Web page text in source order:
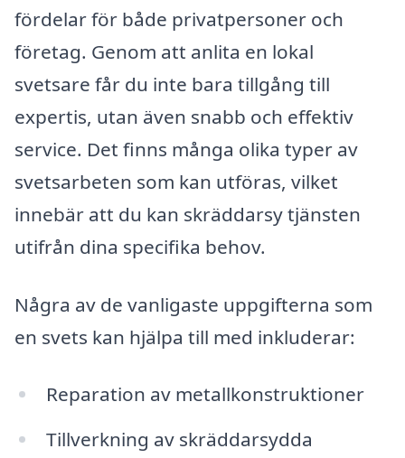
fördelar för både privatpersoner och
företag. Genom att anlita en lokal
svetsare får du inte bara tillgång till
expertis, utan även snabb och effektiv
service. Det finns många olika typer av
svetsarbeten som kan utföras, vilket
innebär att du kan skräddarsy tjänsten
utifrån dina specifika behov.
Några av de vanligaste uppgifterna som
en svets kan hjälpa till med inkluderar:
Reparation av metallkonstruktioner
Tillverkning av skräddarsydda